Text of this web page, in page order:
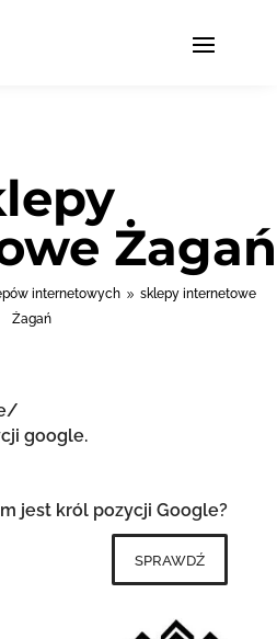
Żagań
internetowych 9 sklepy internetowe
Żagań
google.
jest król pozycji Google?
sprawdź